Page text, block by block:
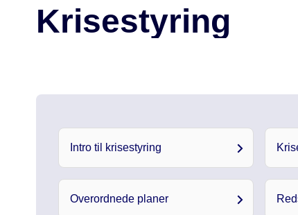
Krisestyring
Intro til krisestyring
Overordnede planer